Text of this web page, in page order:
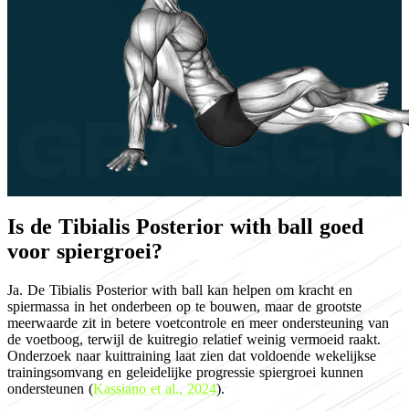
Is de Tibialis Posterior with ball goed
voor spiergroei?
Ja. De Tibialis Posterior with ball kan helpen om kracht en
spiermassa in het onderbeen op te bouwen, maar de grootste
meerwaarde zit in betere voetcontrole en meer ondersteuning van
de voetboog, terwijl de kuitregio relatief weinig vermoeid raakt.
Onderzoek naar kuittraining laat zien dat voldoende wekelijkse
trainingsomvang en geleidelijke progressie spiergroei kunnen
ondersteunen (Kassiano et al., 2024).